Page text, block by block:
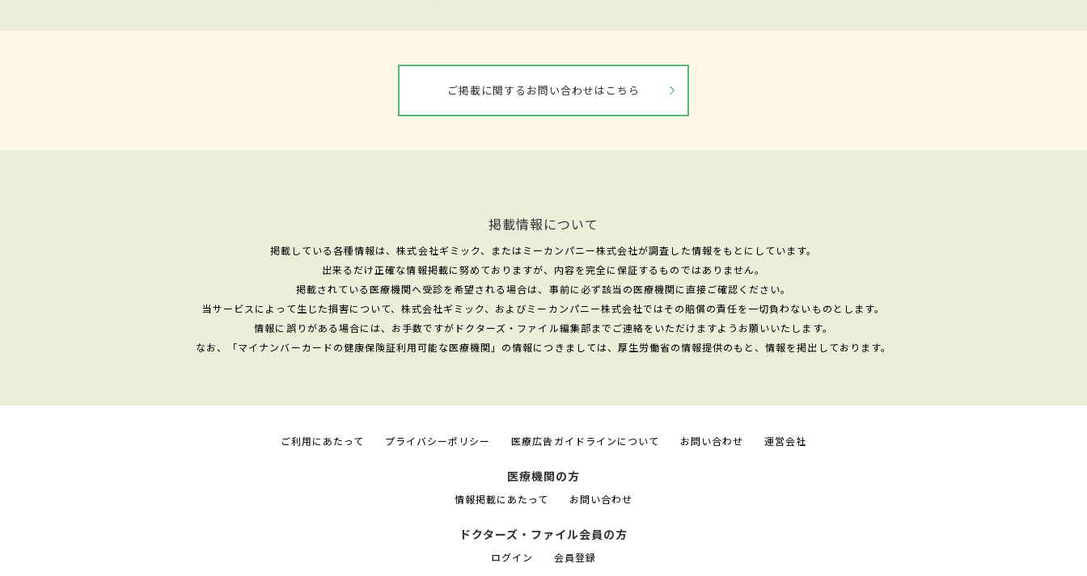
ご掲載に関するお問い合わせはこちら
掲載情報について
掲載している各種情報は、株式会社ギミック、またはミーカンパニー株式会社が調査した情報をもとにしています。
出来るだけ正確な情報掲載に努めておりますが、内容を完全に保証するものではありません。
掲載されている医療機関へ受診を希望される場合は、事前に必ず該当の医療機関に直接ご確認ください。
当サービスによって生じた損害について、株式会社ギミック、およびミーカンパニー株式会社ではその賠償の責任を一切負わないものとします。
情報に誤りがある場合には、お手数ですがドクターズ・ファイル編集部までご連絡をいただけますようお願いいたします。
なお、「マイナンバーカードの健康保険証利用可能な医療機関」の情報につきましては、厚生労働省の情報提供のもと、情報を掲出しております。
ご利用にあたって プライバシーポリシー 医療広告ガイドラインについて お問い合わせ 運営会社
医療機関の方
情報掲載にあたって お問い合わせ
ドクターズ・ファイル会員の方
ログイン 会員登録